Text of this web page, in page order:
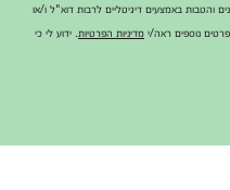
באמצעים דיגיטליים לרבות דוא"ל ו/או
מדיניות הפרטיות . ידוע לי כי